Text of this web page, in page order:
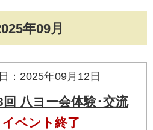
年09月
：2025年09月12日
回 八ヨー会体験･交流
イベント終了